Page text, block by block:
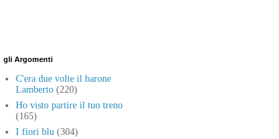
gli Argomenti
C'era due volte il barone
Lamberto (220)
Ho visto partire il tuo treno
(165)
I fiori blu (304)